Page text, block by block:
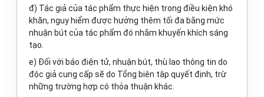
đ) Tác giả của tác phẩm thực hiện trong điều kiện khó
khăn, nguy hiểm được hưởng thêm tối đa bằng mức
nhuận bút của tác phẩm đó nhằm khuyến khích sáng
tạo.
e) Đối với báo điện tử, nhuận bút, thù lao thông tin do
độc giả cung cấp sẽ do Tổng biên tập quyết định, trừ
những trường hợp có thỏa thuận khác.